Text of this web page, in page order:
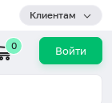
Клиентам
0 Войти